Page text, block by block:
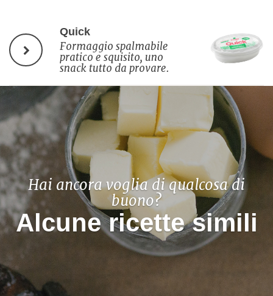
Quick
Formaggio spalmabile
pratico e squisito, uno
snack tutto da provare.
Hai ancora voglia di qualcosa di
buono?
Alcune ricette simili